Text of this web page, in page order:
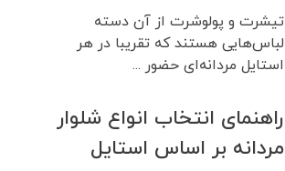
تیشرت و پولوشرت از آن دسته
لباس‌هایی هستند که تقریبا در هر
استایل مردانه‌ای حضور ...
راهنمای انتخاب انواع شلوار
مردانه بر اساس استایل